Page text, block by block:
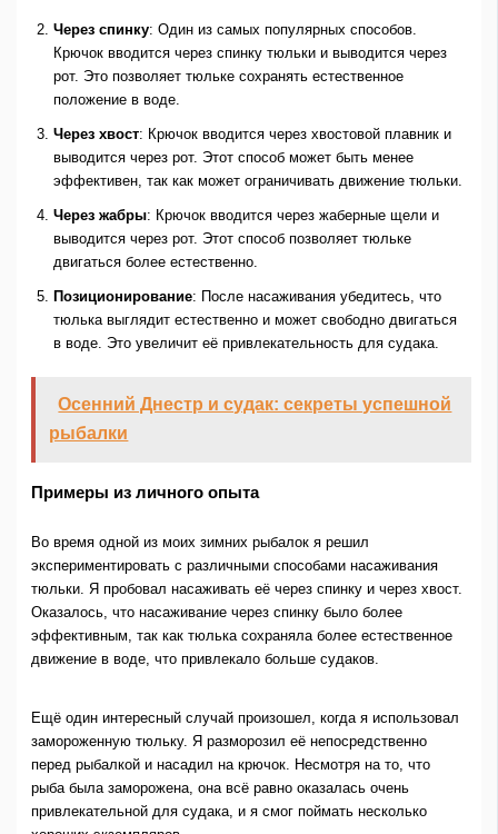
Через спинку: Один из самых популярных способов.
Крючок вводится через спинку тюльки и выводится через
рот. Это позволяет тюльке сохранять естественное
положение в воде.
Через хвост: Крючок вводится через хвостовой плавник и
выводится через рот. Этот способ может быть менее
эффективен, так как может ограничивать движение тюльки.
Через жабры: Крючок вводится через жаберные щели и
выводится через рот. Этот способ позволяет тюльке
двигаться более естественно.
Позиционирование: После насаживания убедитесь, что
тюлька выглядит естественно и может свободно двигаться
в воде. Это увеличит её привлекательность для судака.
Осенний Днестр и судак: секреты успешной
рыбалки
Примеры из личного опыта
Во время одной из моих зимних рыбалок я решил
экспериментировать с различными способами насаживания
тюльки. Я пробовал насаживать её через спинку и через хвост.
Оказалось, что насаживание через спинку было более
эффективным, так как тюлька сохраняла более естественное
движение в воде, что привлекало больше судаков.
Ещё один интересный случай произошел, когда я использовал
замороженную тюльку. Я разморозил её непосредственно
перед рыбалкой и насадил на крючок. Несмотря на то, что
рыба была заморожена, она всё равно оказалась очень
привлекательной для судака, и я смог поймать несколько